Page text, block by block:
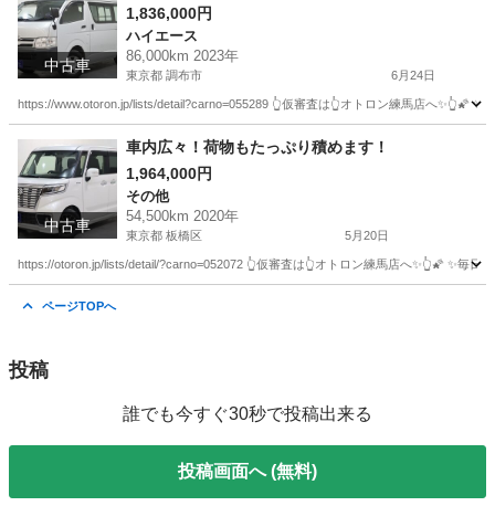
中古車
1,836,000円
ハイエース
86,000km 2023年
東京都 調布市 6月24日
https://www.otoron.jp/lists/detail?carno=055289 👆仮審査は👆オトロン練馬店へ✨👆🌠
東京 調布市 ハイエース オトロン
中古車
車内広々！荷物もたっぷり積めます！
1,964,000円
その他
54,500km 2020年
東京都 板橋区 5月20日
https://otoron.jp/lists/detail/?carno=052072 👆仮審査は👆オトロン練馬店へ✨👆🌠 ✨毎
ページTOPへ
投稿
誰でも今すぐ30秒で投稿出来る
投稿画面へ (無料)